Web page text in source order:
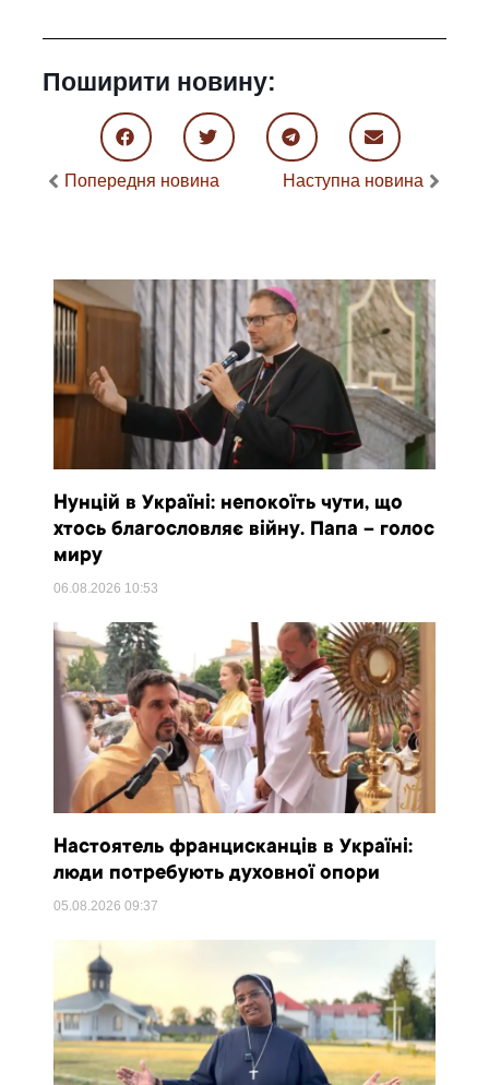
Поширити новину:
Попередня новина Наступна новина
Нунцій в Україні: непокоїть чути, що
хтось благословляє війну. Папа – голос
миру
06.08.2026 10:53
Настоятель францисканців в Україні:
люди потребують духовної опори
05.08.202609:37